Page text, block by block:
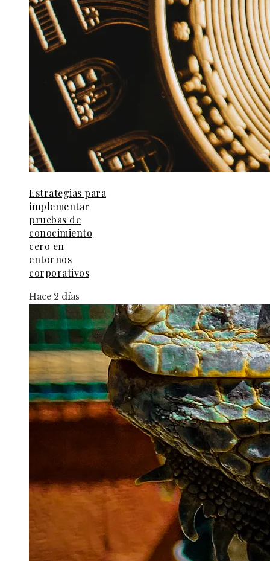
Estrategias para
implementar
pruebas de
conocimiento
cero en
entornos
corporativos
Hace 2 días